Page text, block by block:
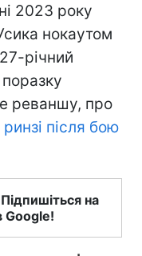
2023 року
нокаутом
річний
реваншу, про
після бою
на
Google!